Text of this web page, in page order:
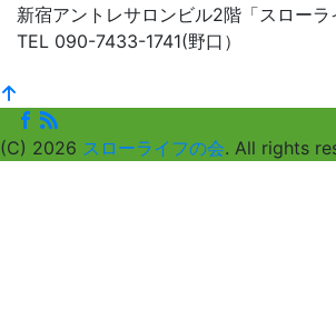
す
新宿アントレサロンビル2階「スローラ
TEL 090-7433-1741(野口）
(C) 2026 スローライフの会. All rights